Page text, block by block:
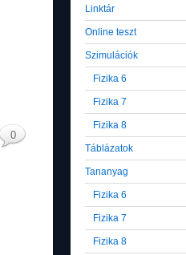
0
Linktár
Online teszt
Szimulációk
Fizika 6
Fizika 7
Fizika 8
Táblázatok
Tananyag
Fizika 6
Fizika 7
Fizika 8